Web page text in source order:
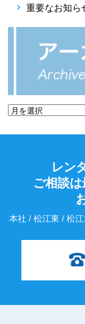
重要なお知ら
レン
ご相談
本社 / 松江東 / 松